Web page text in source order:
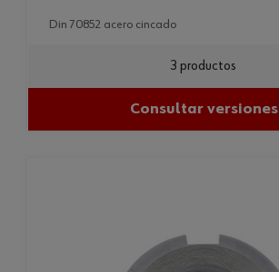
din 70852 acero cincado
3 productos
Consultar versiones